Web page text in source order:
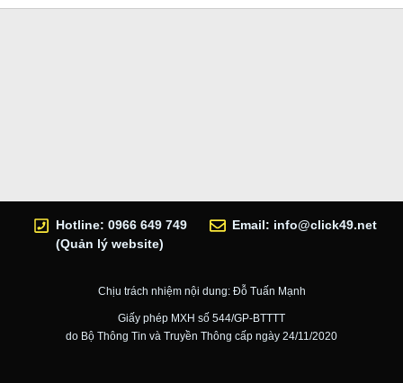
Hotline: 0966 649 749
(Quản lý website)
Email: info@click49.net
Chịu trách nhiệm nội dung: Đỗ Tuấn Mạnh
Giấy phép MXH số 544/GP-BTTTT
do Bộ Thông Tin và Truyền Thông cấp ngày 24/11/2020